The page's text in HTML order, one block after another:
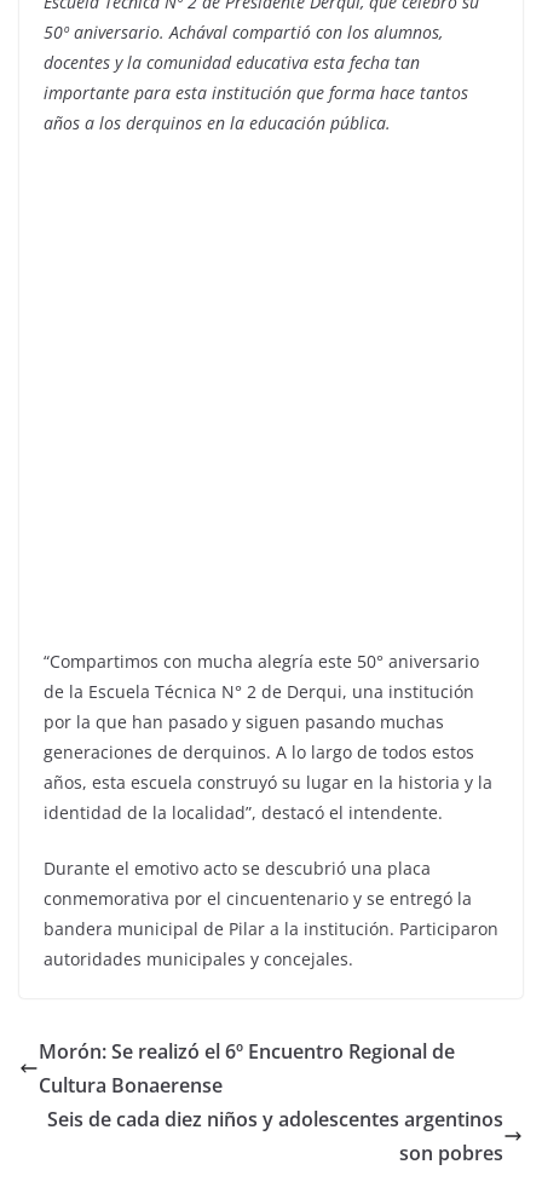
50º aniversario. Achával compartió con los alumnos,
docentes y la comunidad educativa esta fecha tan
importante para esta institución que forma hace tantos
años a los derquinos en la educación pública.
“Compartimos con mucha alegría este 50° aniversario
de la Escuela Técnica N° 2 de Derqui, una institución
por la que han pasado y siguen pasando muchas
generaciones de derquinos. A lo largo de todos estos
años, esta escuela construyó su lugar en la historia y la
identidad de la localidad”, destacó el intendente.
Durante el emotivo acto se descubrió una placa
conmemorativa por el cincuentenario y se entregó la
bandera municipal de Pilar a la institución. Participaron
autoridades municipales y concejales.
Morón: Se realizó el 6º Encuentro Regional de
Cultura Bonaerense
Seis de cada diez niños y adolescentes argentinos
son pobres